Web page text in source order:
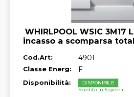
WHIRLPOOL WSIC
incasso a scomparsa
Cod.Art: 4901
Classe Energ: F
Disponibilità:
DISPONIBILE
Spedito in 5 giorni